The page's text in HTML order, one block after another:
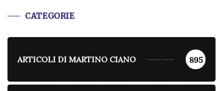
CATEGORIE
ARTICOLI DI MARTINO CIANO 895